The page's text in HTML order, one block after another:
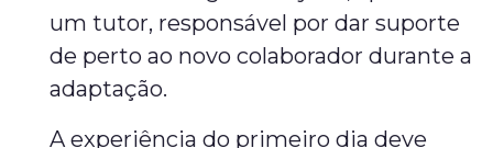
um tutor, responsável por dar suporte
de perto ao novo colaborador durante a
adaptação.
A experiência do primeiro dia deve